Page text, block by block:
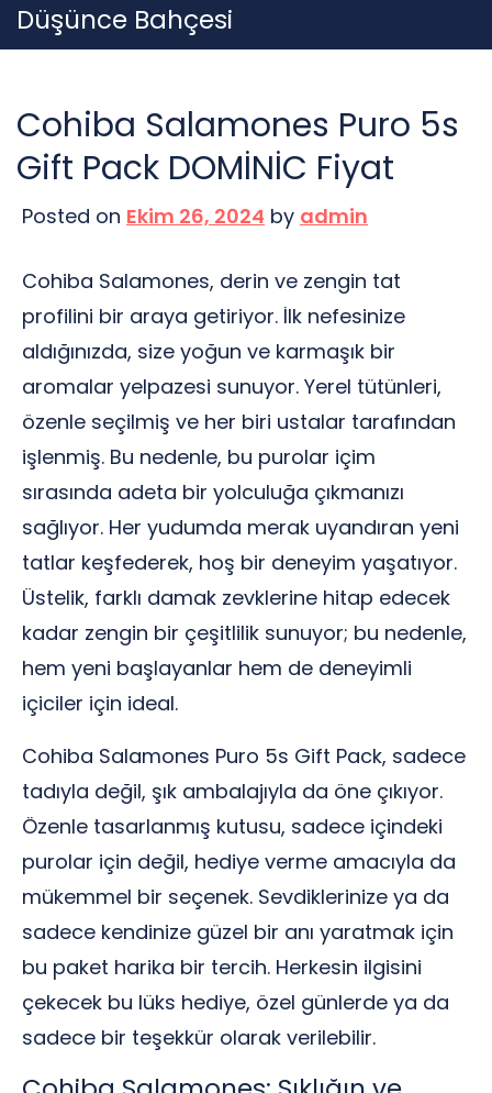
Skip
to
Düşünce Bahçesi
Cohiba Salamones Puro 5s
Gift Pack DOMİNİC Fiyat
Posted on Ekim 26, 2024 by admin
Cohiba Salamones, derin ve zengin tat
profilini bir araya getiriyor. İlk nefesinize
aldığınızda, size yoğun ve karmaşık bir
aromalar yelpazesi sunuyor. Yerel tütünleri,
özenle seçilmiş ve her biri ustalar tarafından
işlenmiş. Bu nedenle, bu purolar içim
sırasında adeta bir yolculuğa çıkmanızı
sağlıyor. Her yudumda merak uyandıran yeni
tatlar keşfederek, hoş bir deneyim yaşatıyor.
Üstelik, farklı damak zevklerine hitap edecek
kadar zengin bir çeşitlilik sunuyor; bu nedenle,
hem yeni başlayanlar hem de deneyimli
içiciler için ideal.
Cohiba Salamones Puro 5s Gift Pack, sadece
tadıyla değil, şık ambalajıyla da öne çıkıyor.
Özenle tasarlanmış kutusu, sadece içindeki
purolar için değil, hediye verme amacıyla da
mükemmel bir seçenek. Sevdiklerinize ya da
sadece kendinize güzel bir anı yaratmak için
bu paket harika bir tercih. Herkesin ilgisini
çekecek bu lüks hediye, özel günlerde ya da
sadece bir teşekkür olarak verilebilir.